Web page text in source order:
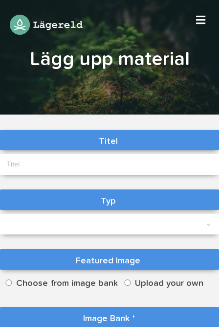
Lägg upp material
Titel
Typ
Featured Image
Choose from image bank Upload your own
Image Bank *